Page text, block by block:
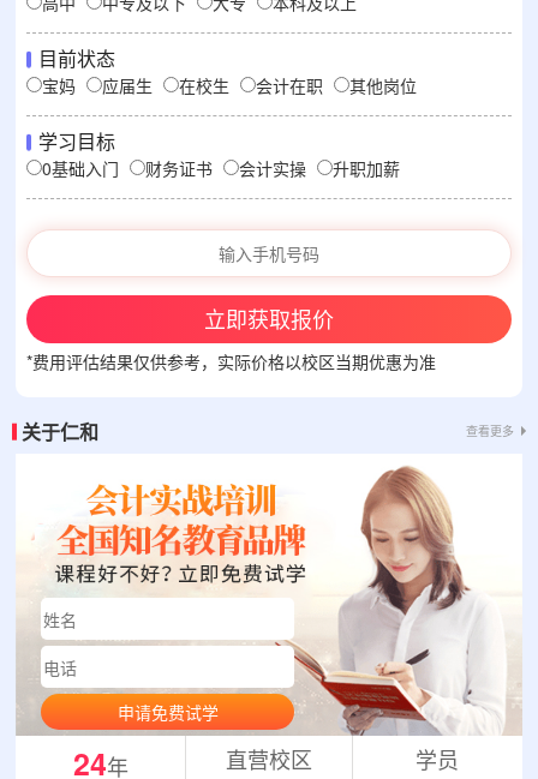
目前状态
宝妈 应届生 在校生 会计在职 其他岗位
学习目标
0基础入门 财务证书 会计实操 升职加薪
立即获取报价
*费用评估结果仅供参考，实际价格以校区当期优惠为准
关于仁和 查看更多
申请免费试学
24年 直营校区 学员